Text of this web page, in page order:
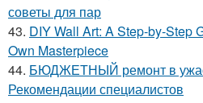
советы для пар
43. DIY Wall Art: A Step-by-Step
Own Masterpiece
44. БЮДЖЕТНЫЙ ремонт в
Рекомендации специалистов